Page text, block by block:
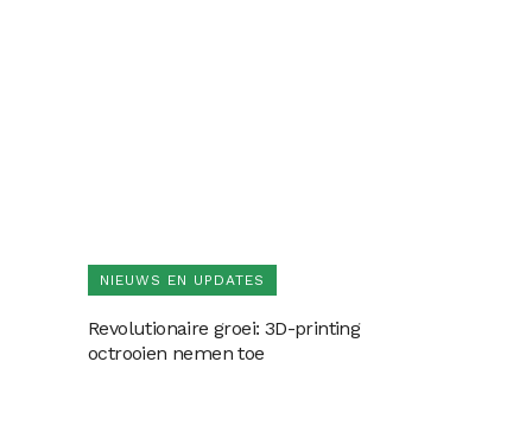
NIEUWS EN UPDATES
Revolutionaire groei: 3D-printing
octrooien nemen toe